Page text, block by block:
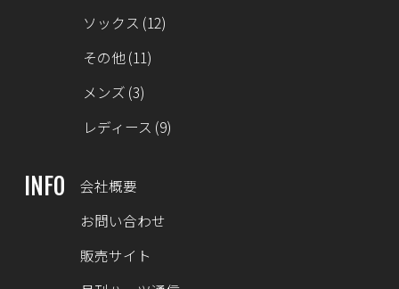
ソックス (12)
その他(11)
メンズ (3)
レディース (9)
INFO
会社概要
お問い合わせ
販売サイト